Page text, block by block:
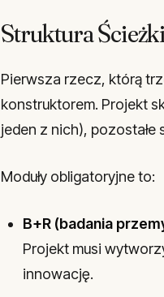
Struktura
Pierwsza rzecz, którą
konstruktorem. Projekt
jeden z nich), pozostałe
Moduły obligatoryjne to:
B+R (badania
Projekt musi
innowację.